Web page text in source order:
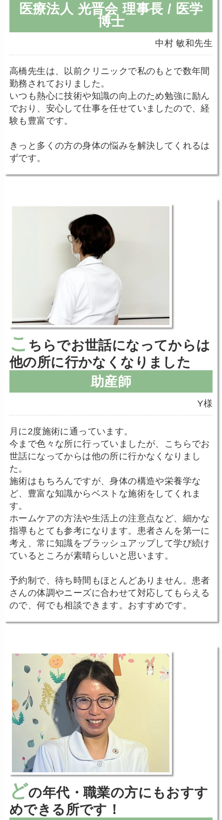
医療法人 光晋会 理事長 / 医学
博士
中村 敏和先生
高橋先生は、以前クリニックで私のもとで数年間
勤務されておりました。
いつも熱心に技術や知識の向上のため勉強に励ん
でおり、安心して仕事を任せていましたので、経
験も豊富です。
きっと多くの方の身体の悩みを解決してくれるは
ずです。
こ ちらでお世話になってからは
他の所に行かなくなりました
助産師
Y様
月に2度施術に通っています。
今まで色々な所に行っていましたが、こちらでお
世話になってからは他の所に行かなくなりまし
た。
施術はもちろんですが、身体の構造や栄養学な
ど、豊富な知識からベストな施術をしてくれま
す。
ホームケアの方法や生活上の注意点など、細かな
指導もとても参考になります。患者さんを第一に
考え、常に知識をブラッシュアップして学び続け
ているところが素晴らしいと思います。
予約制で、待ち時間もほとんどありません。患者
さんの体調やニーズに合わせて対応してもらえる
ので、何でも相談できます。おすすめです。
どの年代・職業の方にもおすす
めできる所です！